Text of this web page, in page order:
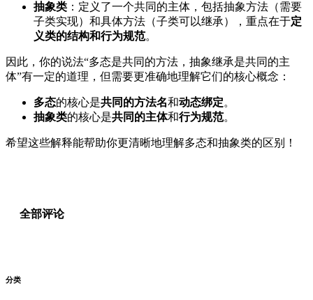
抽象类 ：定义了一个共同的主体，包括抽象方法（需要
子类实现）和具体方法（子类可以继承），重点在于定
义类的结构和行为规范。
因此，你的说法“多态是共同的方法，抽象继承是共同的主
体”有一定的道理，但需要更准确地理解它们的核心概念：
多态的核心是共同的方法名和动态绑定。
抽象类的核心是共同的主体和行为规范。
希望这些解释能帮助你更清晰地理解多态和抽象类的区别！
全部评论
分类